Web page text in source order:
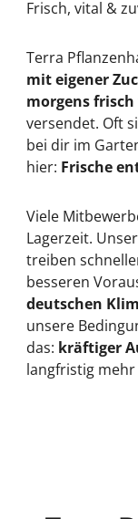
Frisch, vital &
Terra
mit eigener
morgens
versendet. Oft
bei dir im
hier: Frische
Viele
Lagerzeit.
treiben
besseren
deutschen
unsere
das: kräftiger
langfristig